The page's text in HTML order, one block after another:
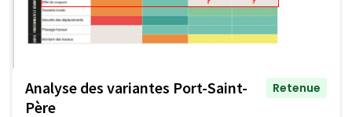
Analyse des variantes Port-Saint-
Père
Retenue